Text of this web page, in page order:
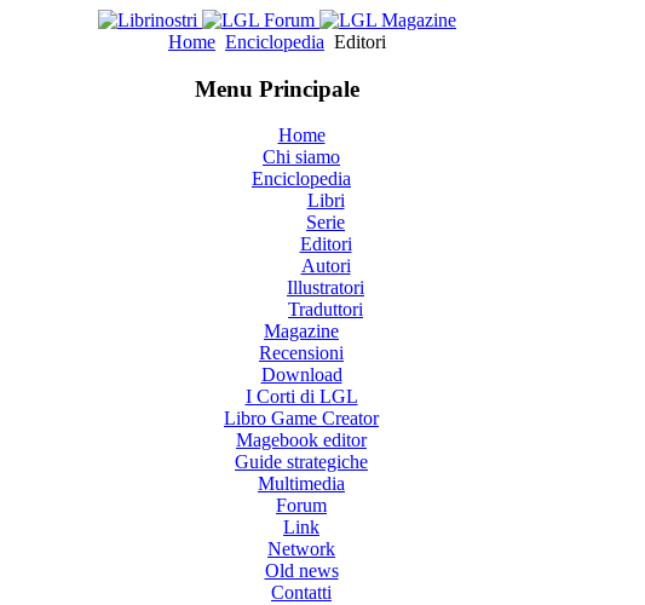
Home Enciclopedia Editori
Menu Principale
Home
Chi siamo
Enciclopedia
Libri
Serie
Editori
Autori
Illustratori
Traduttori
Magazine
Recensioni
Download
I Corti di LGL
Libro Game Creator
Magebook editor
Guide strategiche
Multimedia
Forum
Link
Network
Old news
Contatti